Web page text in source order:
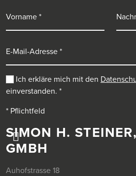
SIMON H.
GMBH
Auhofstrasse 18
Ich erkläre mich mit den
einverstanden. *
* Pflichtfeld